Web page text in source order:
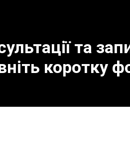
та
коротку